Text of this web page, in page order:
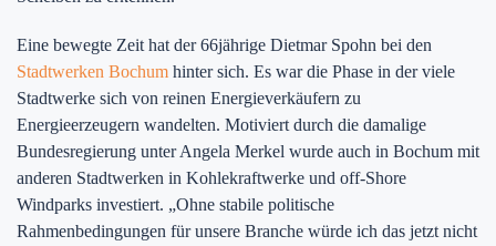
Eine bewegte Zeit hat der 66jährige Dietmar Spohn bei den
Stadtwerken Bochum hinter sich. Es war die Phase in der viele
Stadtwerke sich von reinen Energieverkäufern zu
Energieerzeugern wandelten. Motiviert durch die damalige
Bundesregierung unter Angela Merkel wurde auch in Bochum mit
anderen Stadtwerken in Kohlekraftwerke und off-Shore
Windparks investiert. „Ohne stabile politische
Rahmenbedingungen für unsere Branche würde ich das jetzt nicht